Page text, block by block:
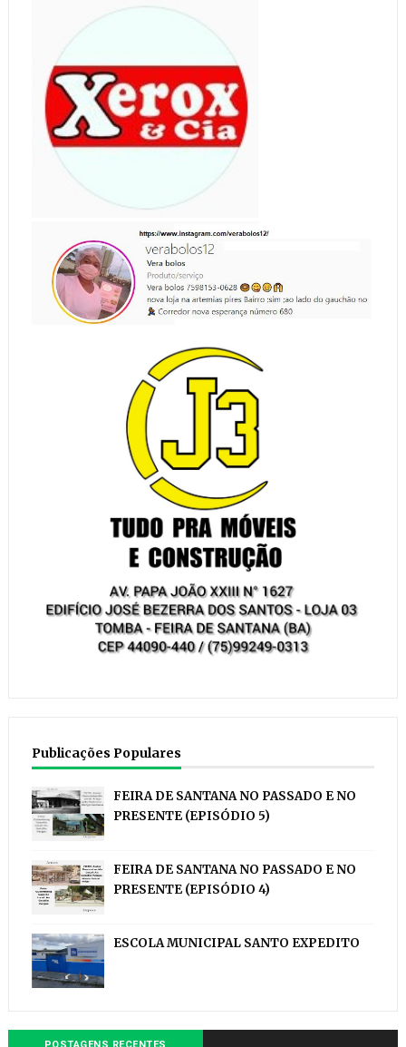
Publicações Populares
FEIRA DE SANTANA NO PASSADO E NO
PRESENTE (EPISÓDIO 5)
FEIRA DE SANTANA NO PASSADO E NO
PRESENTE (EPISÓDIO 4)
ESCOLA MUNICIPAL SANTO EXPEDITO